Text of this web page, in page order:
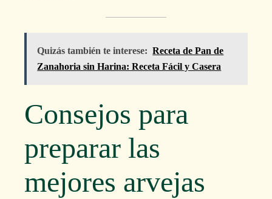
Quizás también te interese: Receta de Pan de
Zanahoria sin Harina: Receta Fácil y Casera
Consejos para
preparar las
mejores arvejas